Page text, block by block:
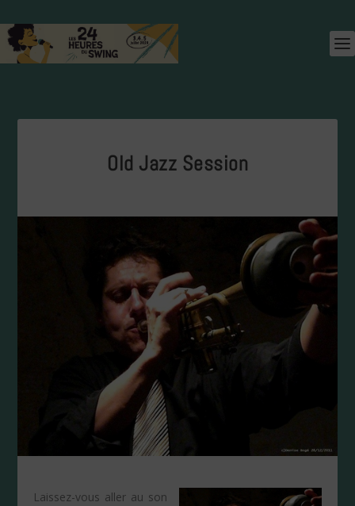
Old Jazz Session
Laissez-vous aller au son